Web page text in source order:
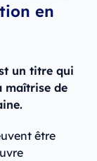
en
un titre qui
maîtrise de
être